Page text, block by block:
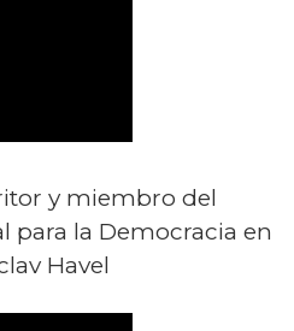
y miembro del
para la Democracia en
Havel